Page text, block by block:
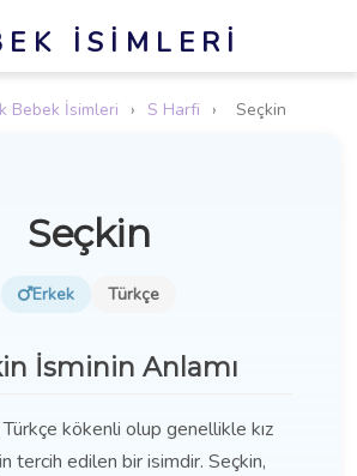
İSIMLERI
Bebek İsimleri › S Harfi › Seçkin
Seçkin
Erkek Türkçe
İsminin Anlamı
kökenli olup genellikle kız
tercih edilen bir isimdir. Seçkin,